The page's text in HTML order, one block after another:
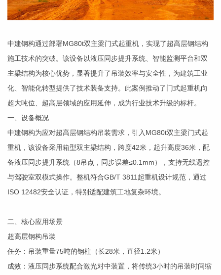
中建钢构通过部署MG80t双主梁门式起重机，实现了超高层钢结构
施工技术的突破。该设备以液压同步提升系统、智能监测平台和双
主梁结构为核心优势，显著提升了吊装效率与安全性，为建筑工业
化、智能化转型提供了技术装备支持。此案例推动了门式起重机向
超大吨位、超高层领域的应用延伸，成为行业技术升级的标杆。
一、设备概况
中建钢构为应对超高层钢结构吊装需求，引入MG80t双主梁门式起
重机，该设备采用箱型双主梁结构，跨度42米，起升高度36米，配
备液压同步提升系统（8吊点，同步误差≤0.1mm），支持无线遥控
与驾驶室双模式操作。整机符合GB/T 3811起重机设计规范，通过
ISO 12482安全认证，特别适配建筑工地复杂环境。
二、核心应用场景
超高层钢构吊装
任务：吊装重量75吨的钢柱（长28米，直径1.2米）
成效：液压同步系统配合激光对中装置，将传统3小时的吊装时间缩